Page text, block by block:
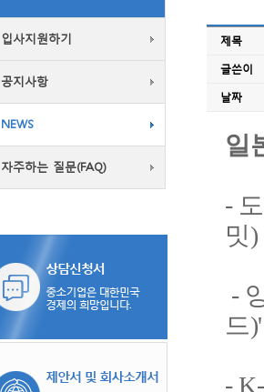
입사지원하기
공지사항
NEWS
자주하는 질문(FAQ)
제목
글쓴이
날짜
일
밋
드